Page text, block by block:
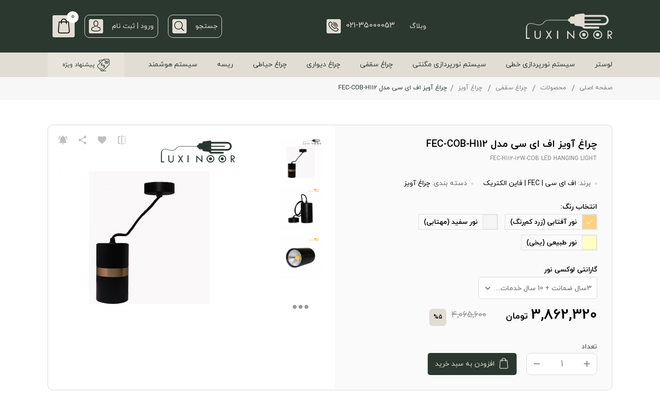
وبلاگ 021-35000053 جستجو ورود | ثبت نام
0
لوستر سیستم نورپردازی خطی سیستم نورپردازی مگنتی چراغ سقفی چراغ دیواری چراغ حیاطی ریسه سیستم هوشمند پیشنهاد ویژه
صفحه اصلی محصولات چراغ سقفی چراغ آویز چراغ آویز اف ای سی مدل FEC-COB-H112
چراغ آویز اف ای سی مدل FEC-COB-H112
FEC-H112-12W-COB LED HANGING LIGHT
برند: اف ای سی | FEC | فاین الکتریک دسته بندی: چراغ آویز
انتخاب رنگ:
نور آفتابی (زرد کم‌رنگ)
نور سفید (مهتابی)
نور طبیعی (یخی)
گارانتی لوکسی نور
3سال ضمانت + 10 سال خدمات پس از فروش
3,862,320 تومان 4,065,600
%5
تعداد
افزودن به سبد خرید